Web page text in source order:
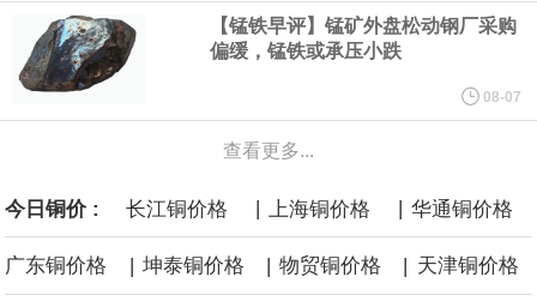
白宫已邀请美国关键矿产行业的顶级高管周五与总统唐纳德·特朗普
会面。据知情人士透露，此次活动旨在展示为促进关键矿产开发和
加工所做的努力，并计划公布一些交易和谅解备忘录。
当地时间8月6日，德国能源企业RWE旗下美国海上风电业务已与美
国内政部达成和解协议，美国政府支付12.2亿美元和解资金，RWE
【锰铁早评】锰矿外盘松动钢厂采购
偏缓，锰铁或承压小跌
08-07
查看更多...
今日铜价 : 长江铜价格 | 上海铜价格 | 华通铜价格
广东铜价格 | 坤泰铜价格 | 物贸铜价格 | 天津铜价格